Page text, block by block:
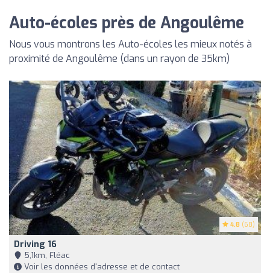
Auto-écoles près de Angoulême
Nous vous montrons les Auto-écoles les mieux notés à
proximité de Angoulême (dans un rayon de 35km)
4.8 (68)
Driving 16
5,1km, Fléac
Voir les données d'adresse et de contact